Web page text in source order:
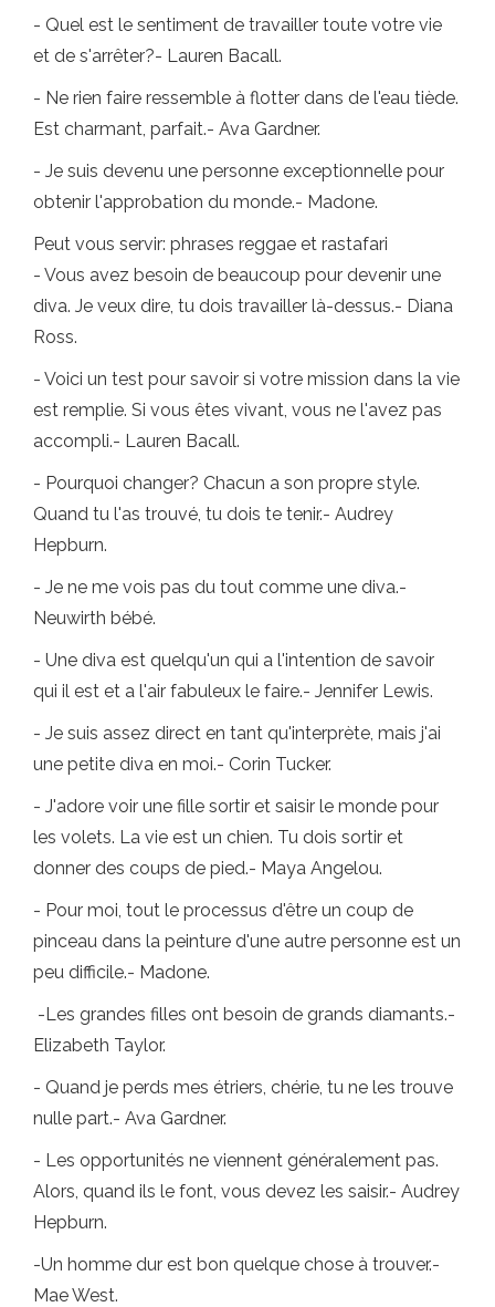
- Quel est le sentiment de travailler toute votre vie
et de s'arrêter?- Lauren Bacall.
- Ne rien faire ressemble à flotter dans de l'eau tiède.
Est charmant, parfait.- Ava Gardner.
- Je suis devenu une personne exceptionnelle pour
obtenir l'approbation du monde.- Madone.
Peut vous servir: phrases reggae et rastafari
- Vous avez besoin de beaucoup pour devenir une
diva. Je veux dire, tu dois travailler là-dessus.- Diana
Ross.
- Voici un test pour savoir si votre mission dans la vie
est remplie. Si vous êtes vivant, vous ne l'avez pas
accompli.- Lauren Bacall.
- Pourquoi changer? Chacun a son propre style.
Quand tu l'as trouvé, tu dois te tenir.- Audrey
Hepburn.
- Je ne me vois pas du tout comme une diva.-
Neuwirth bébé.
- Une diva est quelqu'un qui a l'intention de savoir
qui il est et a l'air fabuleux le faire.- Jennifer Lewis.
- Je suis assez direct en tant qu'interprète, mais j'ai
une petite diva en moi.- Corin Tucker.
- J'adore voir une fille sortir et saisir le monde pour
les volets. La vie est un chien. Tu dois sortir et
donner des coups de pied.- Maya Angelou.
- Pour moi, tout le processus d'être un coup de
pinceau dans la peinture d'une autre personne est un
peu difficile.- Madone.
-Les grandes filles ont besoin de grands diamants.-
Elizabeth Taylor.
- Quand je perds mes étriers, chérie, tu ne les trouve
nulle part.- Ava Gardner.
- Les opportunités ne viennent généralement pas.
Alors, quand ils le font, vous devez les saisir.- Audrey
Hepburn.
-Un homme dur est bon quelque chose à trouver.-
Mae West.